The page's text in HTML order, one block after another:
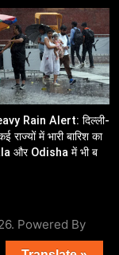
Rain Alert: दिल्ली-
राज्यों में भारी बारिश का
और Odisha में भी बढ़ी
Powered By